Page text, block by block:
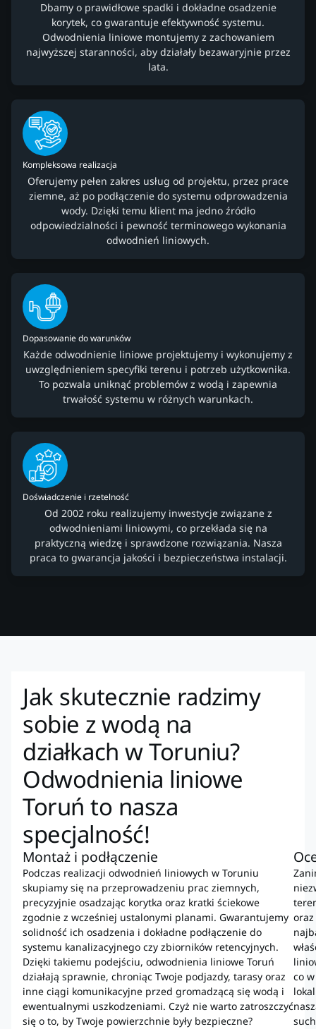
Dbamy o prawidłowe spadki i dokładne osadzenie
korytek, co gwarantuje efektywność systemu.
Odwodnienia liniowe montujemy z zachowaniem
najwyższej staranności, aby działały bezawaryjnie przez
lata.
Kompleksowa realizacja
Oferujemy pełen zakres usług od projektu, przez prace
ziemne, aż po podłączenie do systemu odprowadzenia
wody. Dzięki temu klient ma jedno źródło
odpowiedzialności i pewność terminowego wykonania
odwodnień liniowych.
Dopasowanie do warunków
Każde odwodnienie liniowe projektujemy i wykonujemy z
uwzględnieniem specyfiki terenu i potrzeb użytkownika.
To pozwala uniknąć problemów z wodą i zapewnia
trwałość systemu w różnych warunkach.
Doświadczenie i rzetelność
Od 2002 roku realizujemy inwestycje związane z
odwodnieniami liniowymi, co przekłada się na
praktyczną wiedzę i sprawdzone rozwiązania. Nasza
praca to gwarancja jakości i bezpieczeństwa instalacji.
Jak skutecznie radzimy
sobie z wodą na
działkach w Toruniu?
Odwodnienia liniowe
Toruń to nasza
specjalność!
Montaż i podłączenie
Podczas realizacji odwodnień liniowych w Toruniu
skupiamy się na przeprowadzeniu prac ziemnych,
precyzyjnie osadzając korytka oraz kratki ściekowe
zgodnie z wcześniej ustalonymi planami. Gwarantujemy
solidność ich osadzenia i dokładne podłączenie do
systemu kanalizacyjnego czy zbiorników retencyjnych.
Dzięki takiemu podejściu, odwodnienia liniowe Toruń
działają sprawnie, chroniąc Twoje podjazdy, tarasy oraz
inne ciągi komunikacyjne przed gromadzącą się wodą i
ewentualnymi uszkodzeniami. Czyż nie warto zatroszczyć
się o to, by Twoje powierzchnie były bezpieczne?
co